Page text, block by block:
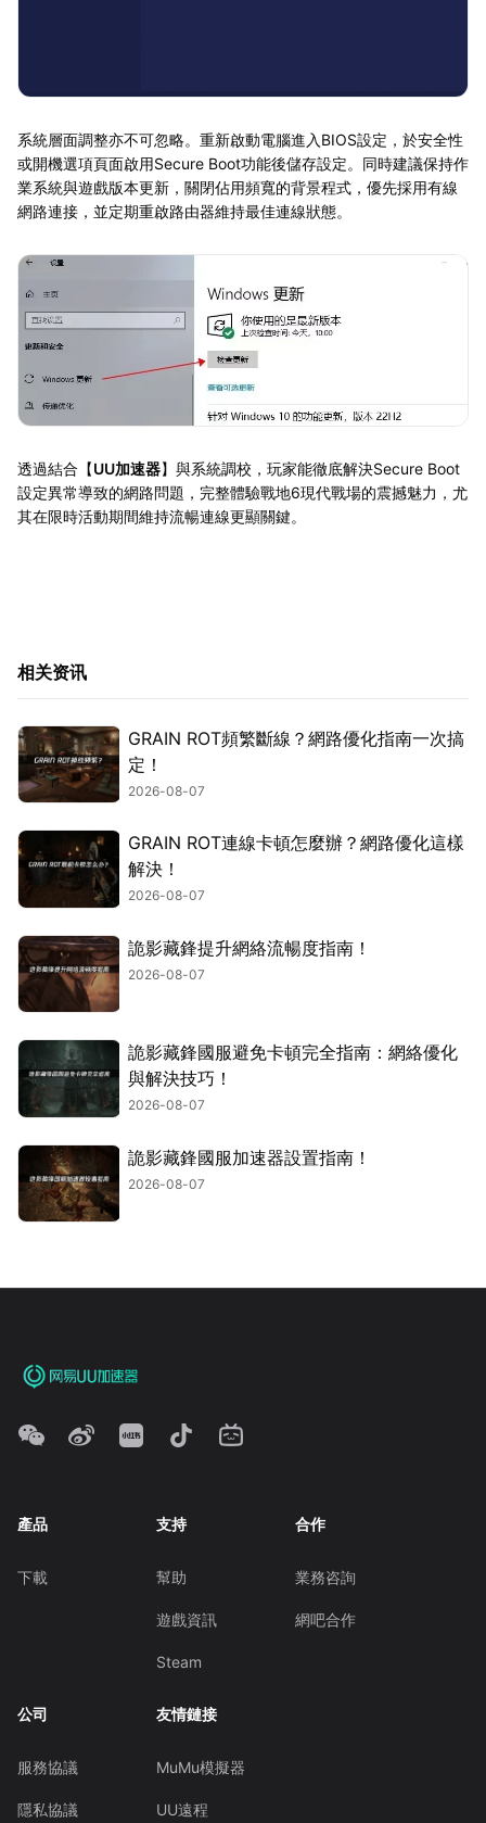
系統層面調整亦不可忽略。重新啟動電腦進入BIOS設定，於安全性
或開機選項頁面啟用Secure Boot功能後儲存設定。同時建議保持作
業系統與遊戲版本更新，關閉佔用頻寬的背景程式，優先採用有線
網路連接，並定期重啟路由器維持最佳連線狀態。
透過結合【UU加速器】與系統調校，玩家能徹底解決Secure Boot
設定異常導致的網路問題，完整體驗戰地6現代戰場的震撼魅力，尤
其在限時活動期間維持流暢連線更顯關鍵。
相关资讯
GRAIN ROT頻繁斷線？網路優化指南一次搞
定！
2026-08-07
GRAIN ROT連線卡頓怎麼辦？網路優化這樣
解決！
2026-08-07
詭影藏鋒提升網絡流暢度指南！
2026-08-07
詭影藏鋒國服避免卡頓完全指南：網絡優化
與解決技巧！
2026-08-07
詭影藏鋒國服加速器設置指南！
2026-08-07
產品
下載
支持
幫助
遊戲資訊
Steam
合作
業務咨詢
網吧合作
公司
服務協議
隱私協議
友情鏈接
MuMu模擬器
UU遠程